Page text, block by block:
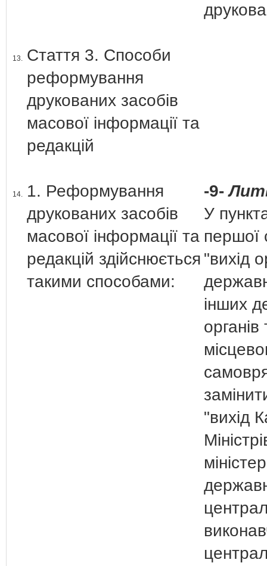
13. Стаття 3. Способи
реформування
друкованих засобів
масової інформації та
редакцій
14.
1. Реформування
друкованих засобів
масової інформації та
редакцій здійснюється
такими способами:
-9-
У
першої
"вихід
інших
органів
"вихід